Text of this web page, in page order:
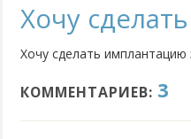
Хочу
Хочу сделать
КОММЕНТАРИЕВ: 3